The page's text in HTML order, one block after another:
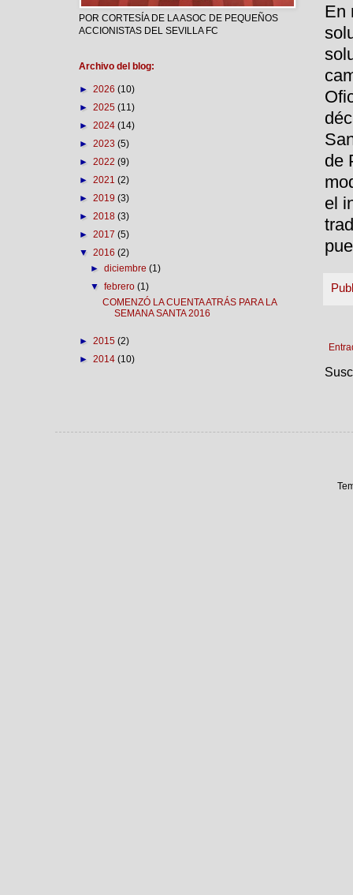
En
de
el
POR CORTESÍA DE LA ASOC DE PEQUEÑOS
ACCIONISTAS DEL SEVILLA FC
Archivo del blog:
► 2026 (10)
► 2025 (11)
► 2024 (14)
► 2023 (5)
► 2022 (9)
► 2021 (2)
► 2019 (3)
► 2018 (3)
► 2017 (5)
▼ 2016 (2)
►diciembre(1)
▼febrero(1)
COMENZÓ LA CUENTA ATRÁS PARA LA
SEMANA SANTA 2016
► 2015 (2)
► 2014 (10)